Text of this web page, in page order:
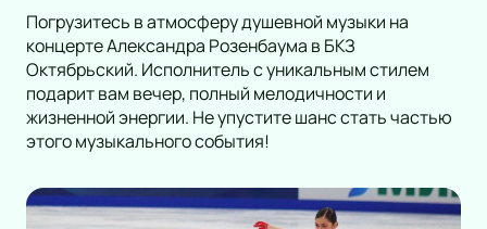
Погрузитесь в атмосферу душевной музыки на
концерте Александра Розенбаума в БКЗ
Октябрьский. Исполнитель с уникальным стилем
подарит вам вечер, полный мелодичности и
жизненной энергии. Не упустите шанс стать частью
этого музыкального события!